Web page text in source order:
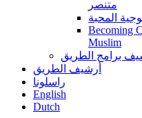
متنصر
المحبة
Becoming
Muslim
برامج الطريق
أرشيف الطريق
راسلونا
English
Dutch